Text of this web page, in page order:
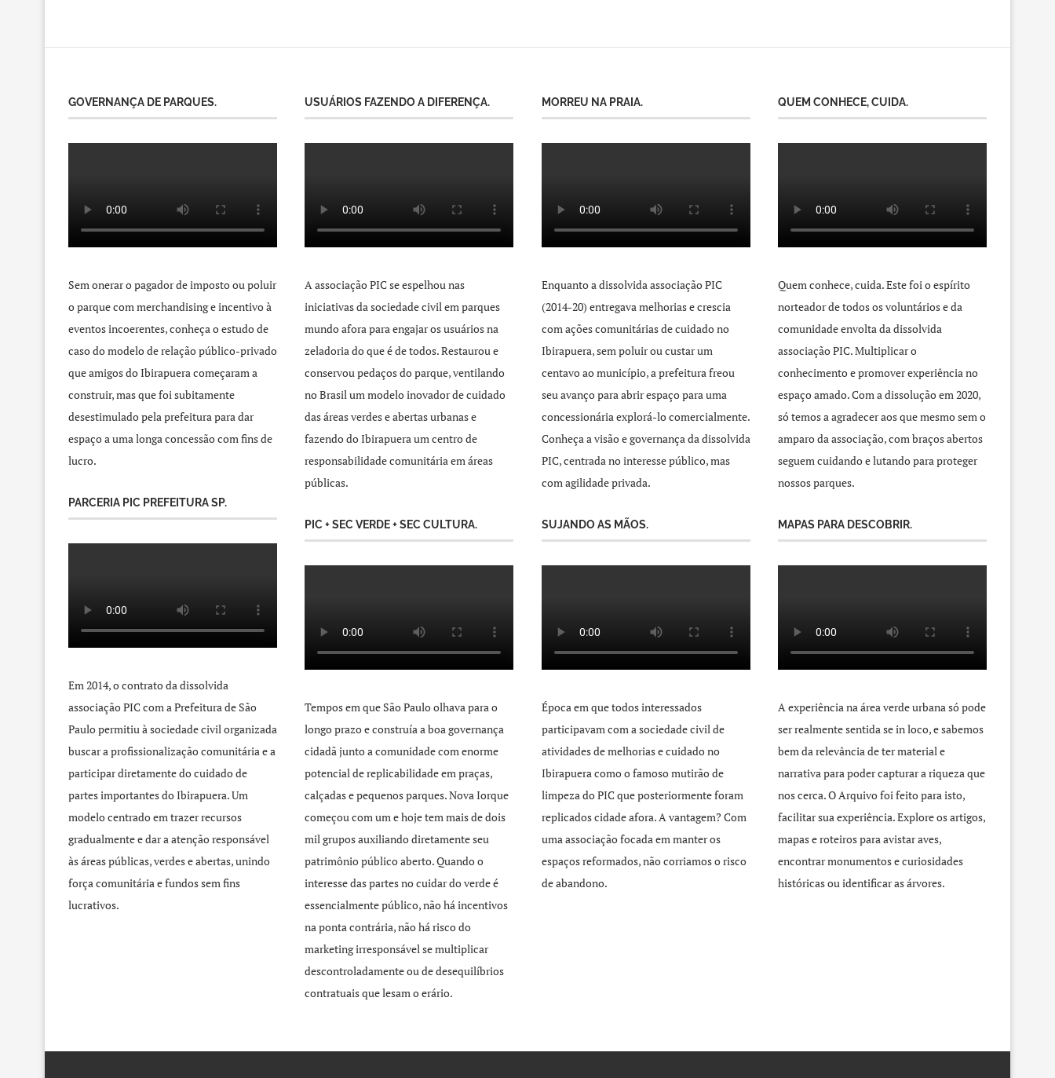
GOVERNANÇA DE PARQUES.
Sem onerar o pagador de imposto ou poluir
o parque com merchandising e incentivo à
eventos incoerentes, conheça o estudo de
caso do modelo de relação público-privado
que amigos do Ibirapuera começaram a
construir, mas que foi subitamente
desestimulado pela prefeitura para dar
espaço a uma longa concessão com fins de
lucro.
PARCERIA PIC PREFEITURA SP.
Em 2014, o contrato da dissolvida
associação PIC com a Prefeitura de São
Paulo permitiu à sociedade civil organizada
buscar a profissionalização comunitária e a
participar diretamente do cuidado de
partes importantes do Ibirapuera. Um
modelo centrado em trazer recursos
gradualmente e dar a atenção responsável
às áreas públicas, verdes e abertas, unindo
força comunitária e fundos sem fins
lucrativos.
USUÁRIOS FAZENDO A DIFERENÇA.
A associação PIC se espelhou nas
iniciativas da sociedade civil em parques
mundo afora para engajar os usuários na
zeladoria do que é de todos. Restaurou e
conservou pedaços do parque, ventilando
no Brasil um modelo inovador de cuidado
das áreas verdes e abertas urbanas e
fazendo do Ibirapuera um centro de
responsabilidade comunitária em áreas
públicas.
PIC + SEC VERDE + SEC CULTURA.
Tempos em que São Paulo olhava para o
longo prazo e construía a boa governança
cidadã junto a comunidade com enorme
potencial de replicabilidade em praças,
calçadas e pequenos parques. Nova Iorque
começou com um e hoje tem mais de dois
mil grupos auxiliando diretamente seu
patrimônio público aberto. Quando o
interesse das partes no cuidar do verde é
essencialmente público, não há incentivos
na ponta contrária, não há risco do
marketing irresponsável se multiplicar
descontroladamente ou de desequilíbrios
contratuais que lesam o erário.
MORREU NA PRAIA.
Enquanto a dissolvida associação PIC
(2014-20) entregava melhorias e crescia
com ações comunitárias de cuidado no
Ibirapuera, sem poluir ou custar um
centavo ao município, a prefeitura freou
seu avanço para abrir espaço para uma
concessionária explorá-lo comercialmente.
Conheça a visão e governança da dissolvida
PIC, centrada no interesse público, mas
com agilidade privada.
SUJANDO AS MÃOS.
Época em que todos interessados
participavam com a sociedade civil de
atividades de melhorias e cuidado no
Ibirapuera como o famoso mutirão de
limpeza do PIC que posteriormente foram
replicados cidade afora. A vantagem? Com
uma associação focada em manter os
espaços reformados, não corriamos o risco
de abandono.
QUEM CONHECE, CUIDA.
Quem conhece, cuida. Este foi o espírito
norteador de todos os voluntários e da
comunidade envolta da dissolvida
associação PIC. Multiplicar o
conhecimento e promover experiência no
espaço amado. Com a dissolução em 2020,
só temos a agradecer aos que mesmo sem o
amparo da associação, com braços abertos
seguem cuidando e lutando para proteger
nossos parques.
MAPAS PARA DESCOBRIR.
A experiência na área verde urbana só pode
ser realmente sentida se in loco, e sabemos
bem da relevância de ter material e
narrativa para poder capturar a riqueza que
nos cerca. O Arquivo foi feito para isto,
facilitar sua experiência. Explore os artigos,
mapas e roteiros para avistar aves,
encontrar monumentos e curiosidades
históricas ou identificar as árvores.